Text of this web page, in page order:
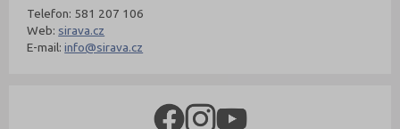
Telefon: 581 207 106
Web: sirava.cz
E-mail:info@sirava.cz